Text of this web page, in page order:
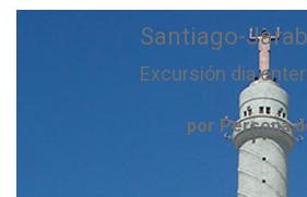
Santiago-
Excursión dia
por Persona